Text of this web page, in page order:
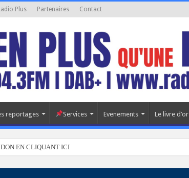
Plus Partenaires Contact
reportages Services Evenements Le livre d’or
EN CLIQUANT ICI